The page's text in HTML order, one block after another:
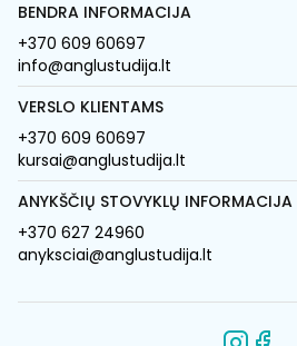
BENDRA INFORMACIJA
+370 609 60697
info@anglustudija.lt
VERSLO KLIENTAMS
+370 609 60697
kursai@anglustudija.lt
ANYKŠČIŲ STOVYKLŲ INFORMACIJA
+370 627 24960
anyksciai@anglustudija.lt